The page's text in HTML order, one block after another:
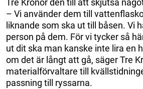
Tre Kronor den till att skjutsa
– Vi använder dem till
liknande som ska ut till båsen. Vi
person på dem. För vi tycker så
ut dit ska man kanske inte lira en
om det är långt att gå, säger Tre
materialförvaltare till
passning till ryssarna.